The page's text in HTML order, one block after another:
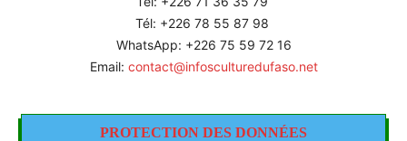
Tél: +226 78 55 87 98
WhatsApp: +226 75 59 72 16
Email: contact@infosculturedufaso.net
PROTECTION DES DONNÉES